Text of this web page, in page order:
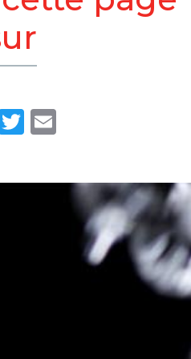
Twitter